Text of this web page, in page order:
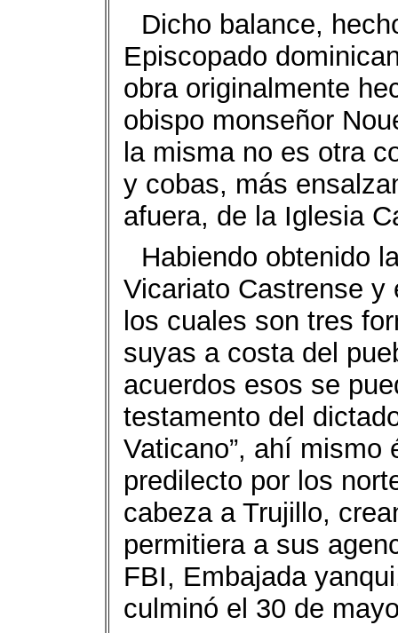
Dicho balance,
Episcopado
obra originalmente
obispo monseñor
la misma no es otra
y cobas, más
afuera, de la Iglesia
Habiendo obtenido
Vicariato Castrense y
los cuales son tres
suyas a costa del
acuerdos esos se
testamento del
Vaticano”, ahí mismo
predilecto por los
cabeza a Trujillo,
permitiera a sus
FBI, Embajada
culminó el 30 de